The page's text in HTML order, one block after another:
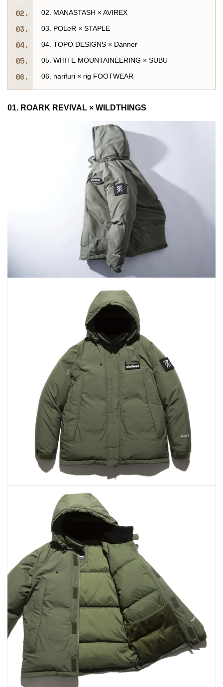
02. MANASTASH × AVIREX
03. POLeR × STAPLE
04. TOPO DESIGNS × Danner
05. WHITE MOUNTAINEERING × SUBU
06. narifuri × rig FOOTWEAR
01. ROARK REVIVAL × WILDTHINGS